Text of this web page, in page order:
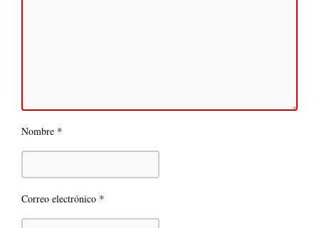
Nombre *
Correo electrónico *